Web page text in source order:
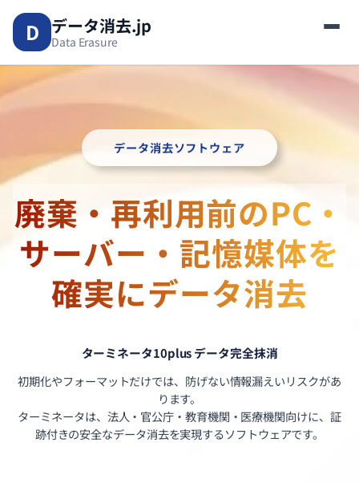
キ
D データ消去.jp
Data Erasure
データ消去ソフトウェア
廃棄・再利用前のPC・
サーバー・記憶媒体を
確実にデータ消去
ターミネータ10plus データ完全抹消
初期化やフォーマットだけでは、防げない情報漏えいリスクがあ
ります。
ターミネータは、法人・官公庁・教育機関・医療機関向けに、証
跡付きの安全なデータ消去を実現するソフトウェアです。